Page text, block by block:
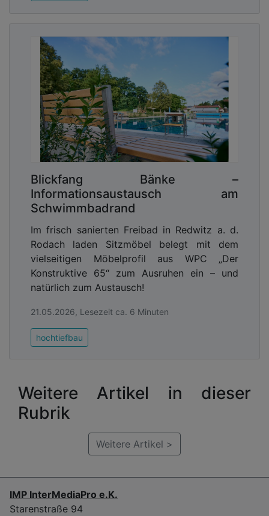
Blickfang Bänke –
Informationsaustausch am
Schwimmbadrand
Im frisch sanierten Freibad in Redwitz a. d.
Rodach laden Sitzmöbel belegt mit dem
vielseitigen Möbelprofil aus WPC „Der
Konstruktive 65“ zum Ausruhen ein – und
natürlich zum Austausch!
21.05.2026, Lesezeit ca. 6 Minuten
hochtiefbau
Weitere Artikel in dieser
Rubrik
Weitere Artikel >
IMP InterMediaPro e.K.
Starenstraße 94